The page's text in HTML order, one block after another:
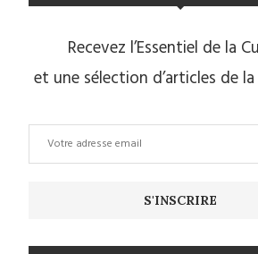
Recevez l’Essentiel de la
et une sélection d’articles de